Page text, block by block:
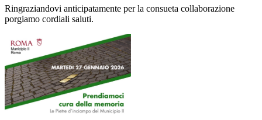
Ringraziandovi anticipatamente per la consueta collaborazione
porgiamo cordiali saluti.